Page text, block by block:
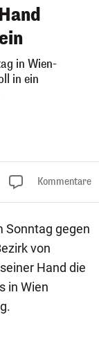
in Wien-
in ein
Kommentare
Sonntag gegen
von
Hand die
in Wien